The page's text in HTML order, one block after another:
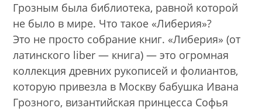
Грозным была библиотека, равной которой
не было в мире. Что такое «Либерия»?
Это не просто собрание книг. «Либерия» (от
латинского liber — книга) — это огромная
коллекция древних рукописей и фолиантов,
которую привезла в Москву бабушка Ивана
Грозного, византийская принцесса Софья